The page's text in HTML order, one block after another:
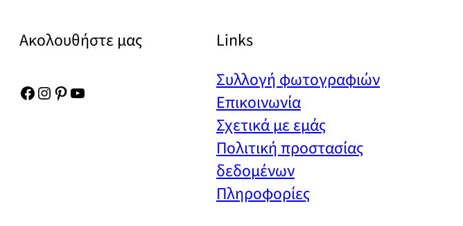
Ακολουθήστε μας
Facebook Instagram Pinterest YouTube
Links
Συλλογή φωτογραφιών
Επικοινωνία
Σχετικά με εμάς
Πολιτική προστασίας
δεδομένων
Πληροφορίες